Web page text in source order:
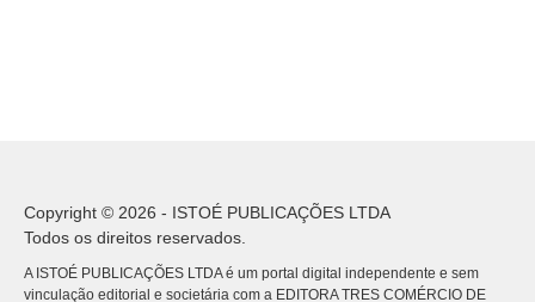
Copyright © 2026 - ISTOÉ PUBLICAÇÕES LTDA
Todos os direitos reservados.
A ISTOÉ PUBLICAÇÕES LTDA é um portal digital independente e sem
vinculação editorial e societária com a EDITORA TRES COMÉRCIO DE